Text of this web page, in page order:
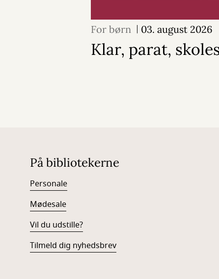
For børn 03. august 2026
Klar, parat,
På bibliotekerne
Personale
Mødesale
Vil du udstille?
Tilmeld dig nyhedsbrev